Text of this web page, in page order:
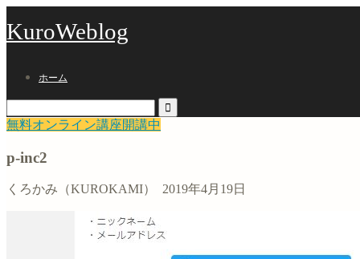
KuroWeblog
ホーム
無料オンライン講座開講中
p-inc2
くろかみ（KUROKAMI） 2019年4月19日